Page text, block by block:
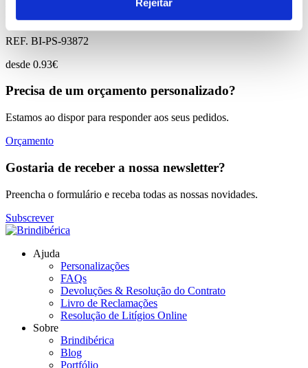
Rejeitar
REF. BI-PS-93872
desde 0.93€
Precisa de um orçamento personalizado?
Estamos ao dispor para responder aos seus pedidos.
Orçamento
Gostaria de receber a nossa newsletter?
Preencha o formulário e receba todas as nossas novidades.
Subscrever
Ajuda
Personalizações
FAQs
Devoluções & Resolução do Contrato
Livro de Reclamações
Resolução de Litígios Online
Sobre
Brindibérica
Blog
Portfólio